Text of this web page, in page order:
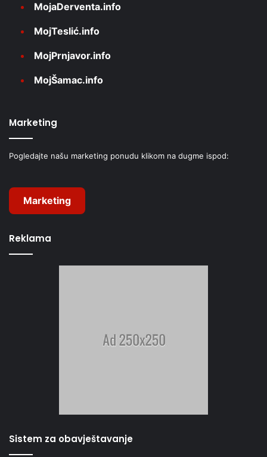
MojaDerventa.info
MojTeslić.info
MojPrnjavor.info
MojŠamac.info
Marketing
Pogledajte našu marketing ponudu klikom na dugme ispod:
Marketing
Reklama
Sistem za obavještavanje